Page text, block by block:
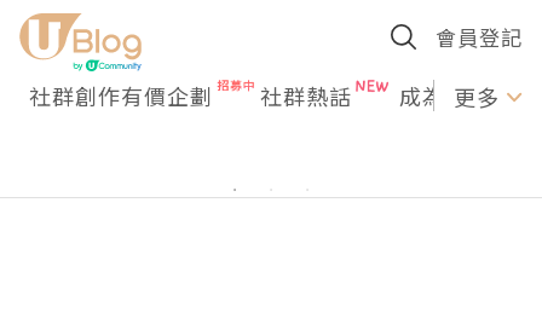
會員登記
社群創作有價企劃 社群熱話 成為U更多